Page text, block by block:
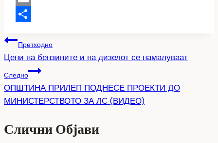
Link
Email
Навигација
на
напис
Претходно
Цени на бензините и на дизелот се намалуваат
Следно
ОПШТИНА ПРИЛЕП ПОДНЕСЕ ПРОЕКТИ ДО
МИНИСТЕРСТВОТО ЗА ЛС (ВИДЕО)
Слични Објави